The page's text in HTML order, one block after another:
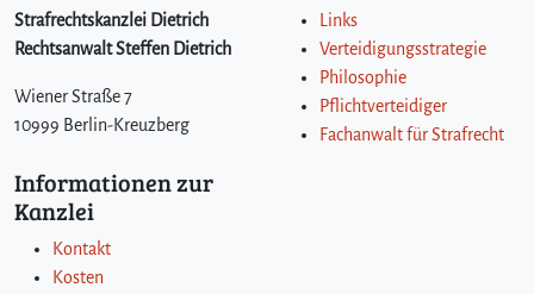
Strafrechtskanzlei Dietrich
Rechtsanwalt Steffen Dietrich
Wiener Straße 7
10999 Berlin-Kreuzberg
Links
Verteidigungsstrategie
Philosophie
Pflichtverteidiger
Fachanwalt für Strafrecht
Informationen zur
Kanzlei
Kontakt
Kosten